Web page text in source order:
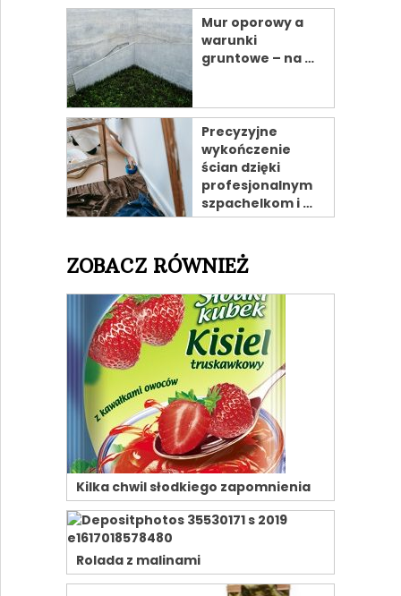
Mur oporowy a
warunki
gruntowe – na …
Precyzyjne
wykończenie
ścian dzięki
profesjonalnym
szpachelkom i …
ZOBACZ RÓWNIEŻ
Kilka chwil słodkiego zapomnienia
Rolada z malinami